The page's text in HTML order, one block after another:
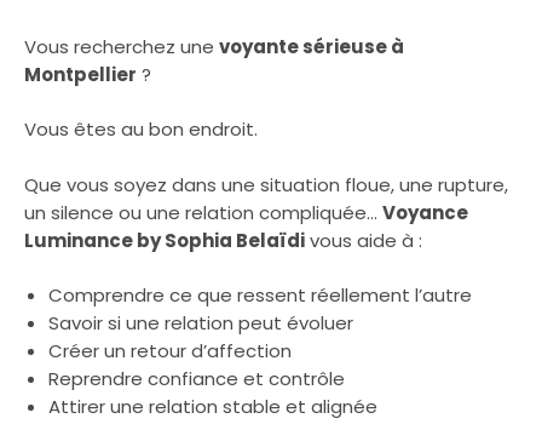
Vous recherchez une voyante sérieuse à
Montpellier ?
Vous êtes au bon endroit.
Que vous soyez dans une situation floue, une rupture,
un silence ou une relation compliquée… Voyance
Luminance by Sophia Belaïdivous aide à :
Comprendre ce que ressent réellement l’autre
Savoir si une relation peut évoluer
Créer un retour d’affection
Reprendre confiance et contrôle
Attirer une relation stable et alignée